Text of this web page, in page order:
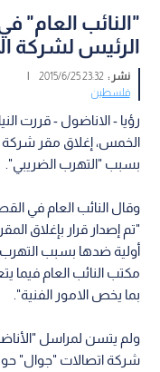
"النائب العام"
الرئيس لشركة
نشر :23:32 2015/6/25
|
فلسطين
رؤيا - الاناضول - قررت
الخمس، إغلاق مقر شركة
بسبب "التهرب الضريبي".
وقال النائب العام في
"تم إصدار قرار بإغلاق
أولية ضدها بسبب التهرب
مكتب النائب العام فيما
بما يخص الامور الفنية".
ولم يتسن لمراسل
شركة اتصالات "جوال" حول